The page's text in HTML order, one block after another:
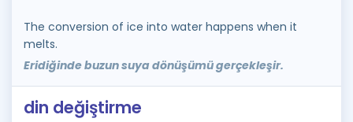
The conversion of ice into water happens when it
melts.
Eridiğinde buzun suya dönüşümü gerçekleşir.
din değiştirme